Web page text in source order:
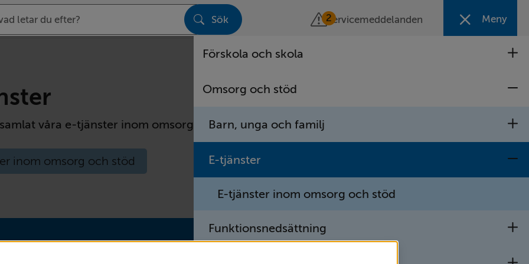
Sök 2
Servicemeddelanden Meny
Förskola och skola
Omsorg och stöd
Barn, unga och familj
E-tjänster
E-tjänster inom omsorg och stöd
Funktionsnedsättning
våra e-tjänster inom omsorg och stöd.
inom omsorg och stöd